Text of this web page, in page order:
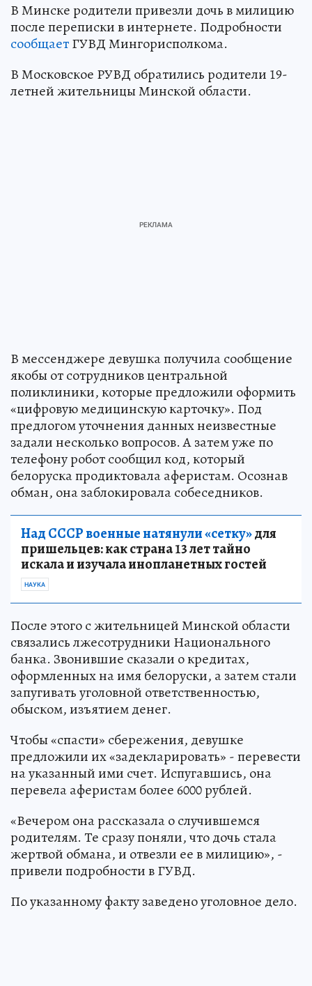
В Минске родители привезли дочь в милицию
после переписки в интернете. Подробности
сообщаетГУВД Мингорисполкома.
В Московское РУВД обратились родители 19-
летней жительницы Минской области.
В мессенджере девушка получила сообщение
якобы от сотрудников центральной
поликлиники, которые предложили оформить
«цифровую медицинскую карточку». Под
предлогом уточнения данных неизвестные
задали несколько вопросов. А затем уже по
телефону робот сообщил код, который
белоруска продиктовала аферистам. Осознав
обман, она заблокировала собеседников.
Над СССР военные натянули «сетку»для
пришельцев: как страна 13 лет тайно
искала и изучала инопланетных гостей
НАУКА
После этого с жительницей Минской области
связались лжесотрудники Национального
банка. Звонившие сказали о кредитах,
оформленных на имя белоруски, а затем стали
запугивать уголовной ответственностью,
обыском, изъятием денег.
Чтобы «спасти» сбережения, девушке
предложили их «задекларировать» - перевести
на указанный ими счет. Испугавшись, она
перевела аферистам более 6000 рублей.
«Вечером она рассказала о случившемся
родителям. Те сразу поняли, что дочь стала
жертвой обмана, и отвезли ее в милицию», -
привели подробности в ГУВД.
По указанному факту заведено уголовное дело.